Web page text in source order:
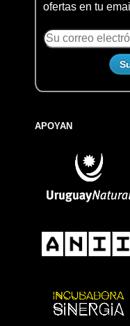
ofertas en tu
APOYAN